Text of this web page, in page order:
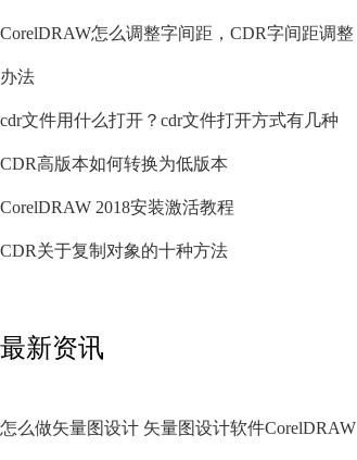
CorelDRAW怎么调整字间距，CDR字间距调整
办法
cdr文件用什么打开？cdr文件打开方式有几种
CDR高版本如何转换为低版本
CorelDRAW 2018安装激活教程
CDR关于复制对象的十种方法
最新资讯
怎么做矢量图设计 矢量图设计软件CorelDRAW